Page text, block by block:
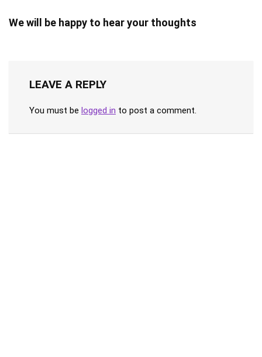
We will be happy to hear your thoughts
LEAVE A REPLY
You must be logged in to post a comment.